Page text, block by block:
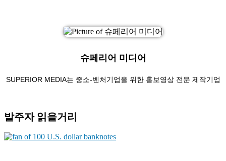
슈페리어 미디어
SUPERIOR MEDIA는 중소-벤처기업을 위한 홍보영상 전문 제작기업
발주자 읽을거리